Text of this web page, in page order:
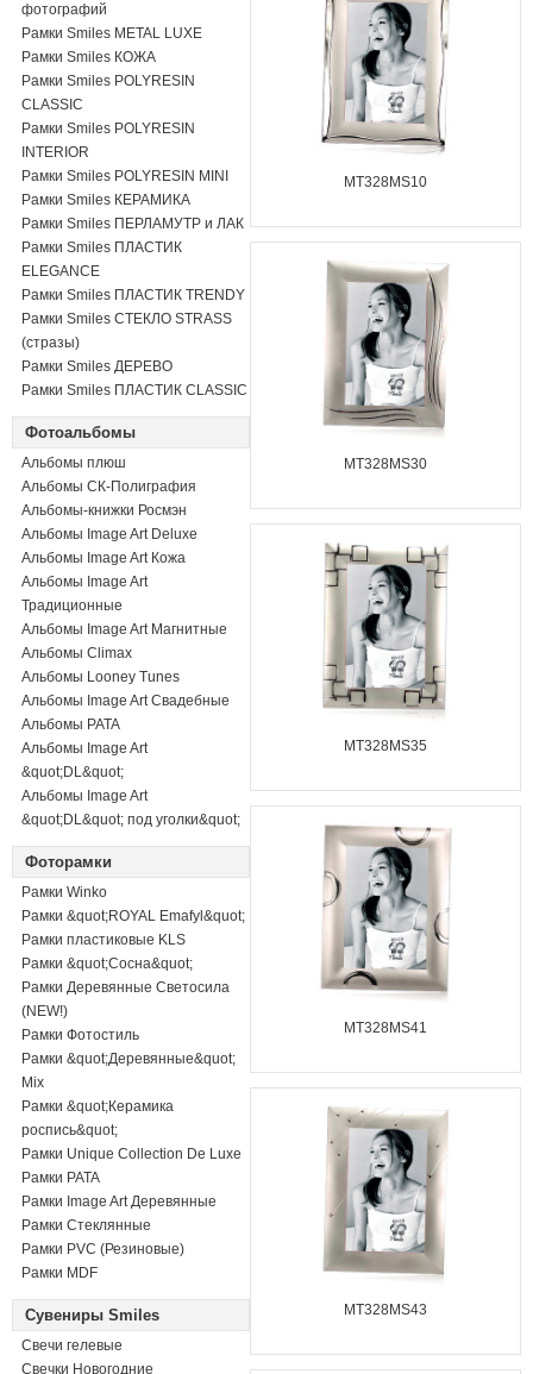
фотографий
Рамки Smiles METAL LUXE
Рамки Smiles КОЖА
Рамки Smiles POLYRESIN
CLASSIC
Рамки Smiles POLYRESIN
INTERIOR
Рамки Smiles POLYRESIN MINI
Рамки Smiles КЕРАМИКА
Рамки Smiles ПЕРЛАМУТР и ЛАК
Рамки Smiles ПЛАСТИК
ELEGANCE
Рамки Smiles ПЛАСТИК TRENDY
Рамки Smiles СТЕКЛО STRASS
(стразы)
Рамки Smiles ДЕРЕВО
Рамки Smiles ПЛАСТИК CLASSIC
Фотоальбомы
Альбомы плюш
Альбомы СК-Полиграфия
Альбомы-книжки Росмэн
Альбомы Image Art Deluxe
Альбомы Image Art Кожа
Альбомы Image Art
Традиционные
Альбомы Image Art Магнитные
Альбомы Climax
Альбомы Looney Tunes
Альбомы Image Art Свадебные
Альбомы PATA
Альбомы Image Art
&quot;DL&quot;
Альбомы Image Art
&quot;DL&quot; под уголки&quot;
Фоторамки
Рамки Winko
Рамки &quot;ROYAL Emafyl&quot;
Рамки пластиковые KLS
Рамки &quot;Сосна&quot;
Рамки Деревянные Светосила
(NEW!)
Рамки Фотостиль
Рамки &quot;Деревянные&quot;
Mix
Рамки &quot;Керамика
роспись&quot;
Рамки Unique Collection De Luxe
Рамки PATA
Рамки Image Art Деревянные
Рамки Стеклянные
Рамки PVC (Резиновые)
Рамки MDF
Сувениры Smiles
Свечи гелевые
Свечки Новогодние
MT328MS10
MT328MS30
MT328MS35
MT328MS41
MT328MS43